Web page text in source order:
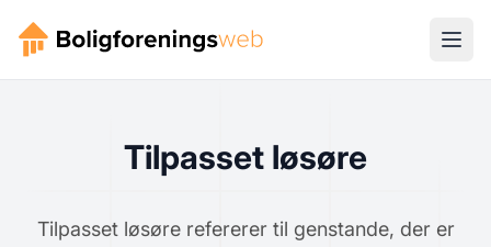
Tilpasset løsøre
Tilpasset løsøre refererer til genstande, der er